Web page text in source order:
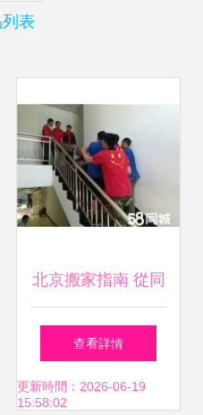
表
北京搬家指南 從同
城到日式搬家公司
如何選擇
查看詳情
更新時間：2026-06-19
15:58:02